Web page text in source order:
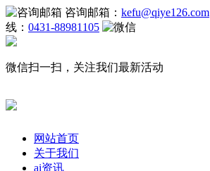
咨询邮箱： kefu@qiye126.com
线： 0431-88981105
微信扫一扫，关注我们最新活动
网站首页
关于我们
ai资讯